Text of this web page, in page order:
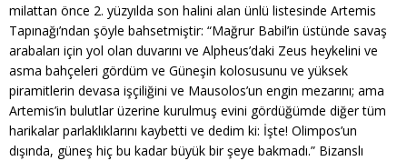
milattan önce 2. yüzyılda son halini alan ünlü listesinde Artemis
Tapınağı’ndan şöyle bahsetmiştir: “Mağrur Babil’in üstünde savaş
arabaları için yol olan duvarını ve Alpheus’daki Zeus heykelini ve
asma bahçeleri gördüm ve Güneşin kolosusunu ve yüksek
piramitlerin devasa işçiliğini ve Mausolos’un engin mezarını; ama
Artemis’in bulutlar üzerine kurulmuş evini gördüğümde diğer tüm
harikalar parlaklıklarını kaybetti ve dedim ki: İşte! Olimpos’un
dışında, güneş hiç bu kadar büyük bir şeye bakmadı.” Bizanslı